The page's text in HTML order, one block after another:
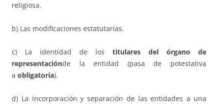
religiosa.
b) Las modificaciones estatutarias.
c) La identidad de los titulares del órgano de
representaciónde la entidad (pasa de potestativa
a obligatoria).
d) La incorporación y separación de las entidades a una